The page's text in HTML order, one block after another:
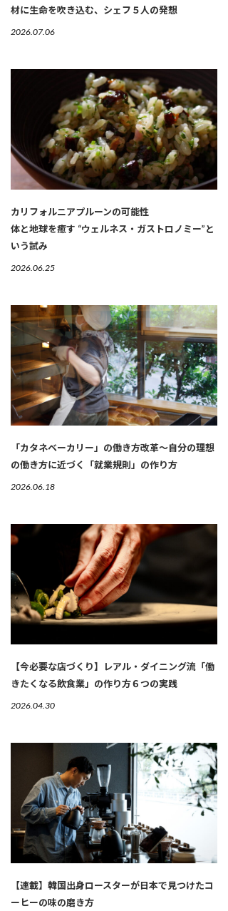
材に生命を吹き込む、シェフ５人の発想
2026.07.06
カリフォルニアプルーンの可能性
体と地球を癒す “ウェルネス・ガストロノミー”と
いう試み
2026.06.25
「カタネベーカリー」の働き方改革～自分の理想
の働き方に近づく「就業規則」の作り方
2026.06.18
【今必要な店づくり】レアル・ダイニング流「働
きたくなる飲食業」の作り方６つの実践
2026.04.30
【連載】韓国出身ロースターが日本で見つけたコ
ーヒーの味の磨き方